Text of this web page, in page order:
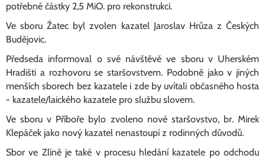
potřebné částky 2,5 MiO. pro rekonstrukci.
Ve sboru Žatec byl zvolen kazatel Jaroslav Hrůza z Českých
Budějovic.
Předseda informoval o své návštěvě ve sboru v Uherském
Hradišti a rozhovoru se staršovstvem. Podobně jako v jiných
menších sborech bez kazatele i zde by uvítali občasného hosta
- kazatele/laického kazatele pro službu slovem.
Ve sboru v Příboře bylo zvoleno nové staršovstvo, br. Mirek
Klepáček jako nový kazatel nenastoupí z rodinných důvodů.
Sbor ve Zlíně je také v procesu hledání kazatele po odchodu